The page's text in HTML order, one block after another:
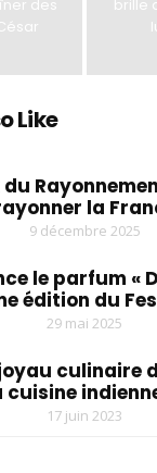
des
brille
Like
du
la
9 décembre 2025
le parfum «
édition du
29 mai 2025
joyau culinaire
cuisine
17 juin 2023